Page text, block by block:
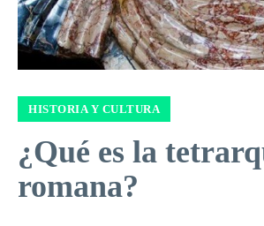
HISTORIA Y CULTURA
¿Qué es la
romana?